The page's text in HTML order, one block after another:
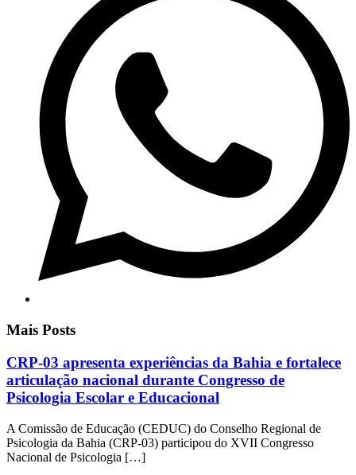
Mais Posts
CRP-03 apresenta experiências da Bahia e fortalece
articulação nacional durante Congresso de
Psicologia Escolar e Educacional
A Comissão de Educação (CEDUC) do Conselho Regional de
Psicologia da Bahia (CRP-03) participou do XVII Congresso
Nacional de Psicologia […]